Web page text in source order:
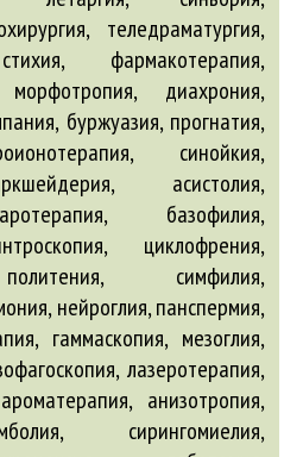
теледраматургия,
фармакотерапия,
диахрония,
буржуазия, прогнатия,
синойкия,
асистолия,
базофилия,
циклофрения,
симфилия,
нейроглия, панспермия,
гаммаскопия, мезоглия,
лазеротерапия,
анизотропия,
сирингомиелия,